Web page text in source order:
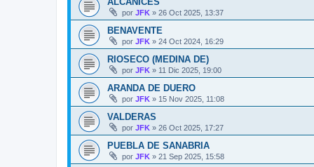
por JFK » 26 Oct 2025, 13:37
BENAVENTE
por JFK » 24 Oct 2024, 16:29
RIOSECO (MEDINA DE)
por JFK » 11 Dic 2025, 19:00
ARANDA DE DUERO
por JFK » 15 Nov 2025, 11:08
VALDERAS
por JFK » 26 Oct 2025, 17:27
PUEBLA DE SANABRIA
por JFK » 21 Sep 2025, 15:58